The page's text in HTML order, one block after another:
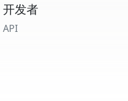
开发者
API